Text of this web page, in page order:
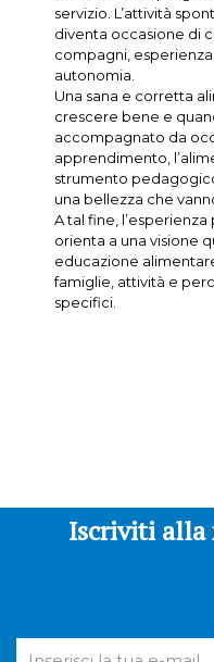
servizio. L’attività
diventa occasione di
compagni,
autonomia.
Una sana e corretta
crescere bene e
accompagnato da
apprendimento,
strumento
una bellezza che
A tal fine,
orienta a una visione
educazione
famiglie, attività e
specifici.
Iscriviti alla